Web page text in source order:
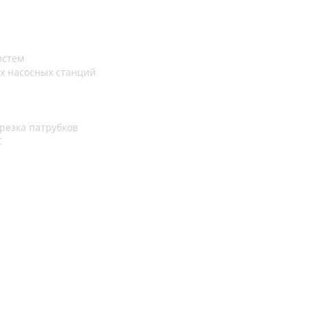
насосных станций
патрубков